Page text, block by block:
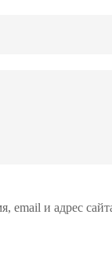
email и адрес